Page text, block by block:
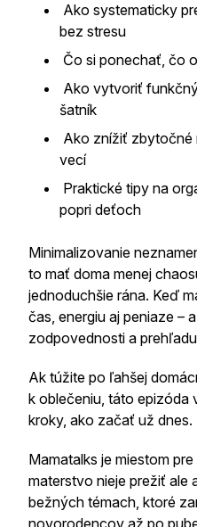
Ako systematicky
bez stresu
Čo si ponechať, čo
Ako vytvoriť
šatník
Ako znížiť zbytočné
vecí
Praktické tipy na
popri deťoch
Minimalizovanie
to mať doma menej
jednoduchšie rána. Keď
čas, energiu aj peniaze –
zodpovednosti a
Ak túžite po ľahšej
k oblečeniu, táto epizóda
kroky, ako začať už dnes.
Mamatalks je miestom
materstvo nieje prežiť ale
bežných témach, ktoré
novorodencov až po